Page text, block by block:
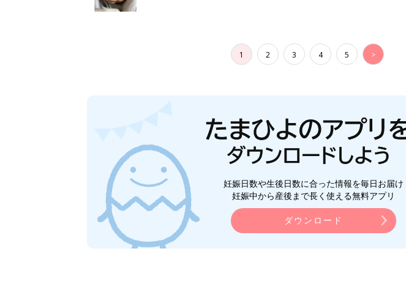
1 2 3 4 5 >
妊娠日数や生後日数に合った情報を毎日お届け
妊娠中から産後まで長く使える無料アプリ
ダウンロード